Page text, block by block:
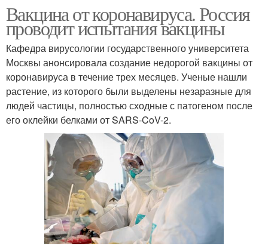
Вакцина от коронавируса. Россия
проводит испытания вакцины
Кафедра вирусологии государственного университета
Москвы анонсировала создание недорогой вакцины от
коронавируса в течение трех месяцев. Ученые нашли
растение, из которого были выделены незаразные для
людей частицы, полностью сходные с патогеном после
его оклейки белками от SARS-CoV-2.